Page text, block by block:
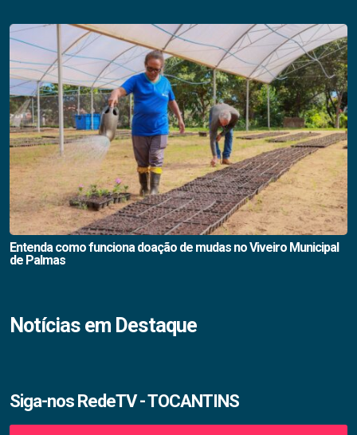
Entenda como funciona doação de mudas no Viveiro Municipal
de Palmas
Notícias em Destaque
Siga-nos RedeTV - TOCANTINS